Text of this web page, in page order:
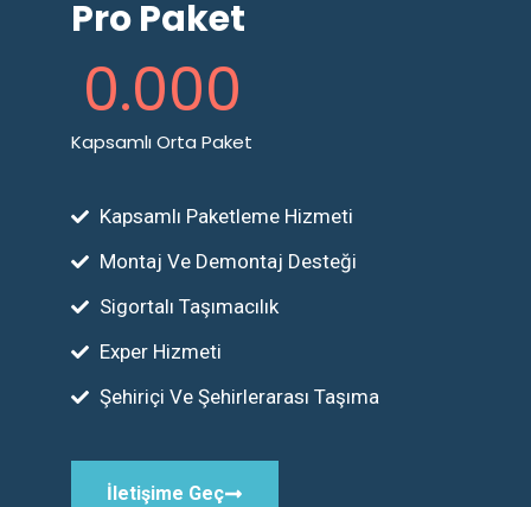
Pro Paket
Kapsamlı Orta Paket
0.000
Kapsamlı Paketleme Hizmeti
Montaj Ve Demontaj Desteği
Sigortalı Taşımacılık
Exper Hizmeti
Şehiriçi Ve Şehirlerarası Taşıma
İletişime Geç